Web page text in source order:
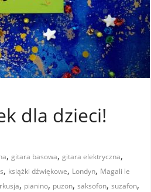
dla dzieci!
, gitara basowa, gitara elektryczna,
, książki dźwiękowe, Londyn, Magali le
, pianino, puzon, saksofon, suzafon,